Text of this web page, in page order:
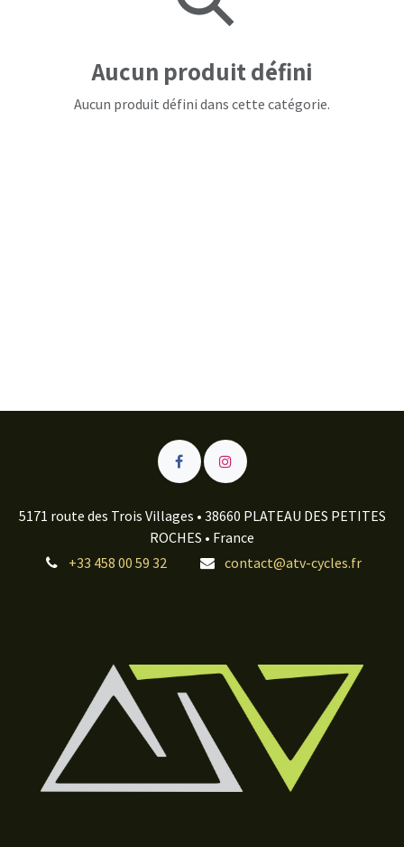
Aucun produit défini
Aucun produit défini dans cette catégorie.
5171 route des Trois Villages • 38660 PLATEAU DES PETITES
ROCHES • France
+33 458 00 59 32
contact@atv-cycles.fr